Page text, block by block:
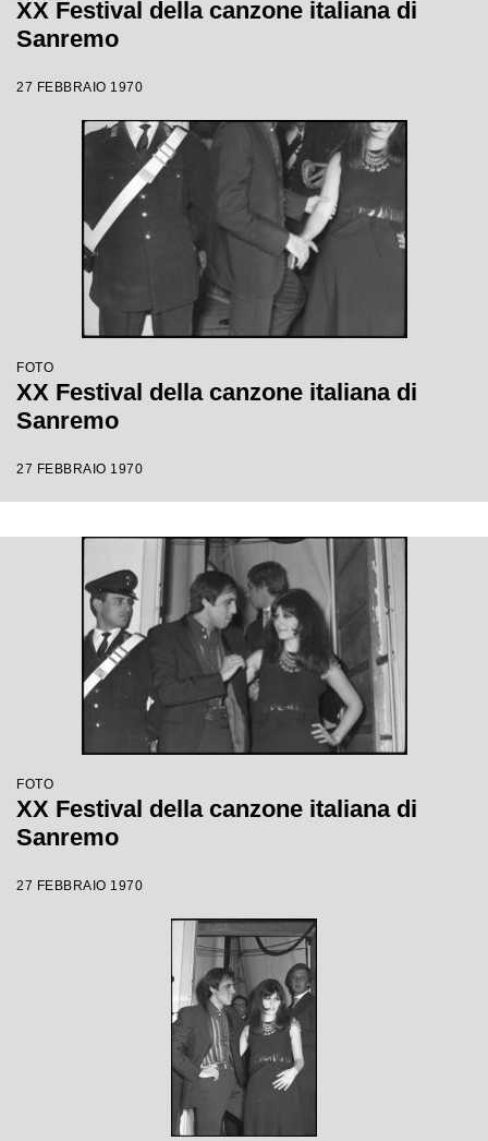
XX Festival della canzone italiana di
Sanremo
27 FEBBRAIO 1970
FOTO
XX Festival della canzone italiana di
Sanremo
27 FEBBRAIO 1970
FOTO
XX Festival della canzone italiana di
Sanremo
27 FEBBRAIO 1970